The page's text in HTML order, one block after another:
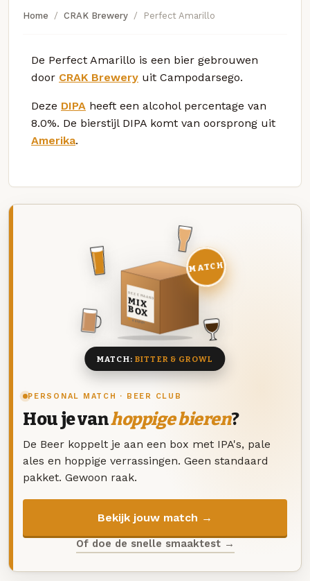
Home CRAK Brewery Perfect Amarillo
De Perfect Amarillo is een bier gebrouwen
door CRAK Brewery uit Campodarsego.
Deze DIPA heeft een alcohol percentage van
8.0%. De bierstijl DIPA komt van oorsprong uit
Amerika.
PERSONAL MATCH · BEER CLUB
Hou je vanhoppige bieren?
De Beer koppelt je aan een box met IPA's, pale
ales en hoppige verrassingen. Geen standaard
pakket. Gewoon raak.
Bekijk jouw match →
Of doe de snelle smaaktest →
DEZE MAAND
MIX
BOX
8 BIEREN
MATCH
MATCH: BITTER & GROWL